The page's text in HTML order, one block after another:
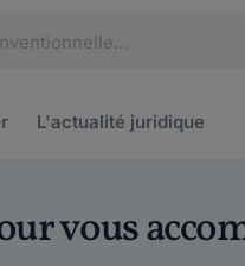
L'actualité juridique
vous